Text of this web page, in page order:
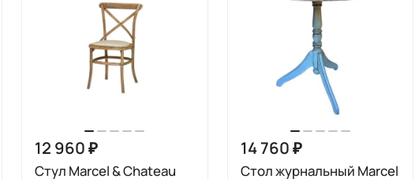
12 960 ₽
Стул Marcel & Chateau
14 760 ₽
Стол журнальный Marcel